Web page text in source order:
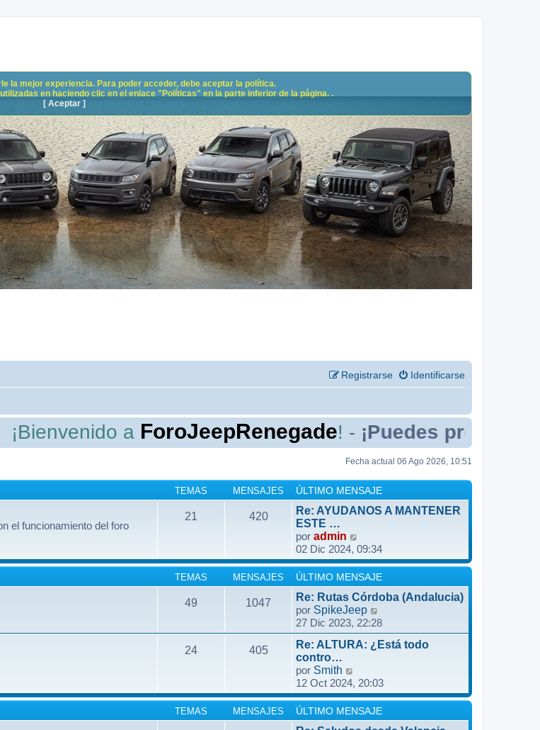
Identificarse
Registrarse
aForoJeepRenegade!-¡Puedes presentarte
Fecha actual 06 Ago 2026, 10:51
TEMAS MENSAJES ÚLTIMO MENSAJE
el funcionamiento del foro
21 420
Re: AYUDANOS A MANTENER
ESTE …
por admin
e
r
ú
l
t
i
m
o
n
s
a
j
02 Dic 2024, 09:34
TEMAS MENSAJES ÚLTIMO MENSAJE
49 1047
Re: Rutas Córdoba (Andalucia)
por SpikeJeep
e
r
ú
t
i
m
o
27 Dic 2023, 22:28
24 405
Re: ALTURA: ¿Está todo
contro…
por Smith
e
r
ú
l
12 Oct 2024, 20:03
TEMAS MENSAJES ÚLTIMO MENSAJE
la mejor experiencia. Para poder acceder, debe aceptar la política.
en haciendo clic en el enlace "Políticas" en la parte inferior de la página. .
[ Aceptar ]